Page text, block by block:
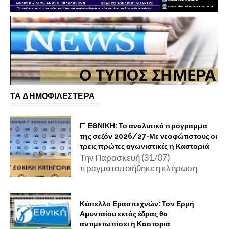
ΤΑ ΔΗΜΟΦΙΛΕΣΤΕΡΑ
Γ' ΕΘΝΙΚΗ: Το αναλυτικό πρόγραμμα
της σεζόν 2026/27-Με νεοφώτιστους οι
τρεις πρώτες αγωνιστικές η Καστοριά
Την Παρασκευή (31/07)
πραγματοποιήθηκε η κλήρωση
Κύπελλο Ερασιτεχνών: Τον Ερμή
Αμυνταίου εκτός έδρας θα
αντιμετωπίσει η Καστοριά